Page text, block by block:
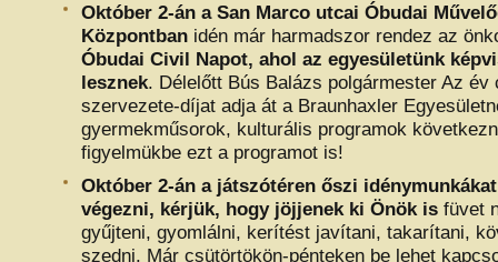
Október 2-án a San Marco utcai Óbudai
Központban idén már harmadszor rendez az
Óbudai Civil Napot, ahol az egyesületünk
lesznek. Délelőtt Bús Balázs polgármester Az év
szervezete-díjat adja át a Braunhaxler
gyermekműsorok, kulturális programok
figyelmükbe ezt a programot is!
Október 2-án a játszótéren őszi
végezni, kérjük, hogy jöjjenek ki Önök is füvet
gyűjteni, gyomlálni, kerítést javítani, takarítani,
szedni. Már csütörtökön-pénteken be lehet